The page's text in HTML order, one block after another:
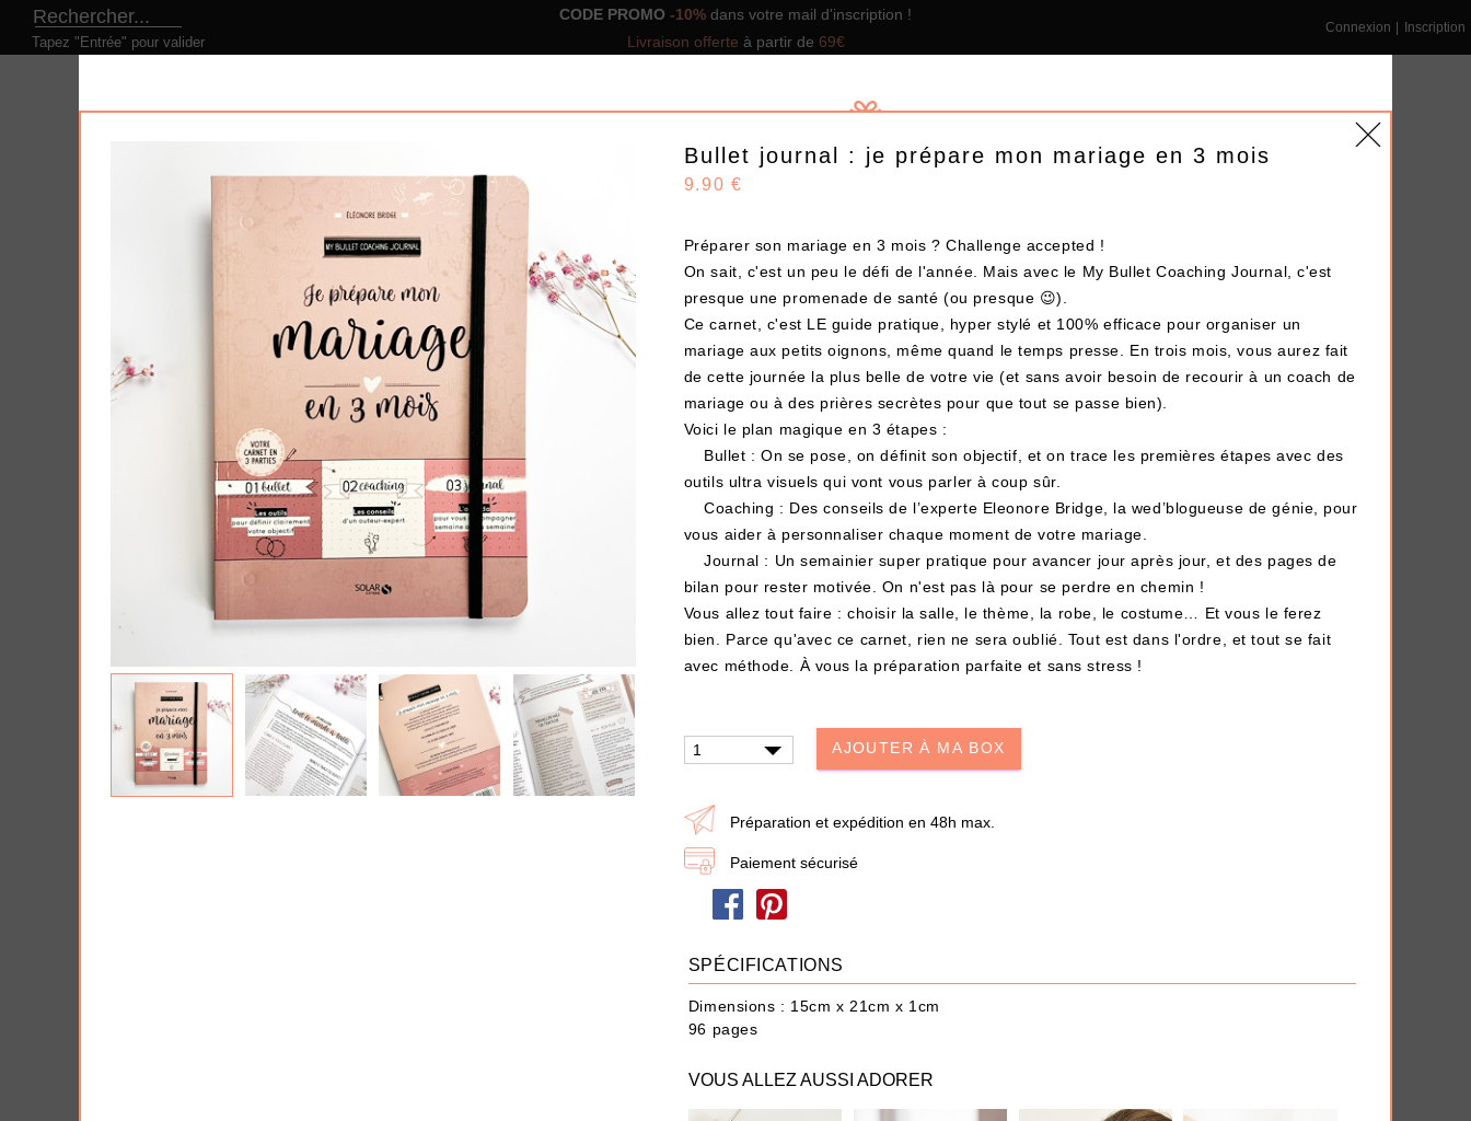
Tapez "Entrée" pour valider
CODE PROMO -10% dans votre mail d'inscription !
Livraison offerte à partir de 69€
Connexion Inscription
NOS PRODUITS NOS DESIGNS DE BOX NOS BOX PRÊTES À OFFRIR SOLUTIONS ENTREPRISE
Produits Design Terminé !
Bullet journal : je prépare mon mariage en 3 mois
9.90 €
Préparer son mariage en 3 mois ? Challenge accepted !
On sait, c'est un peu le défi de l'année. Mais avec le My Bullet Coaching Journal, c'est
presque une promenade de santé (ou presque 😉).
Ce carnet, c'est LE guide pratique, hyper stylé et 100% efficace pour organiser un
mariage aux petits oignons, même quand le temps presse. En trois mois, vous aurez fait
de cette journée la plus belle de votre vie (et sans avoir besoin de recourir à un coach de
mariage ou à des prières secrètes pour que tout se passe bien).
Voici le plan magique en 3 étapes :
Bullet : On se pose, on définit son objectif, et on trace les premières étapes avec des
outils ultra visuels qui vont vous parler à coup sûr.
Coaching : Des conseils de l’experte Eleonore Bridge, la wed’blogueuse de génie, pour
vous aider à personnaliser chaque moment de votre mariage.
Journal : Un semainier super pratique pour avancer jour après jour, et des pages de
bilan pour rester motivée. On n'est pas là pour se perdre en chemin !
Vous allez tout faire : choisir la salle, le thème, la robe, le costume… Et vous le ferez
bien. Parce qu'avec ce carnet, rien ne sera oublié. Tout est dans l'ordre, et tout se fait
avec méthode. À vous la préparation parfaite et sans stress !
AJOUTER À MA BOX
Préparation et expédition en 48h max.
Paiement sécurisé
SPÉCIFICATIONS
Dimensions : 15cm x 21cm x 1cm
96 pages
VOUS ALLEZ AUSSI ADORER
CHOISISSEZ VOS PRODUITS
Tous nos produits Lui dire je t'aime Papa / Maman Anniversaire Anti-déprime
Joyeux Noël
Offrir une Box cadeau n'a jamais été aussi simple : choisissez les produits et ajoutez-les à votre Box en quelques clics.
PRIX POUR QUI ?